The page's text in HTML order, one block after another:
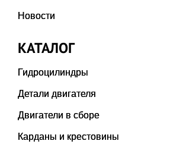
Новости
КАТАЛОГ
Гидроцилиндры
Детали двигателя
Двигатели в сборе
Карданы и крестовины